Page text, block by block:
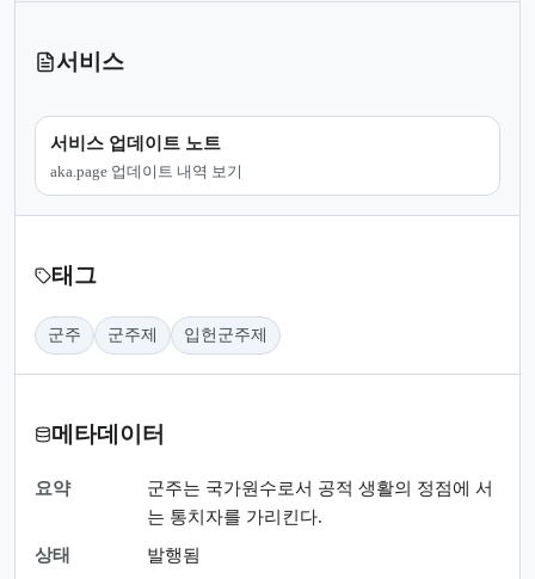
서비스
서비스 업데이트 노트
aka.page 업데이트 내역 보기
태그
군주 군주제 입헌군주제
메타데이터
요약
군주는 국가원수로서 공적 생활의 정점에 서
는 통치자를 가리킨다.
상태
발행됨